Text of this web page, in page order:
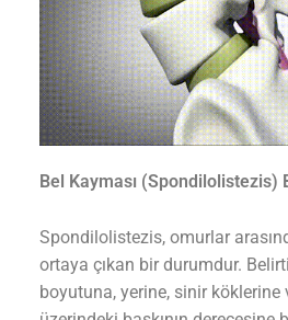
Bel Kayması
Spondilolistezis, omurlar
ortaya çıkan bir durumdur.
boyutuna, yerine, sinir